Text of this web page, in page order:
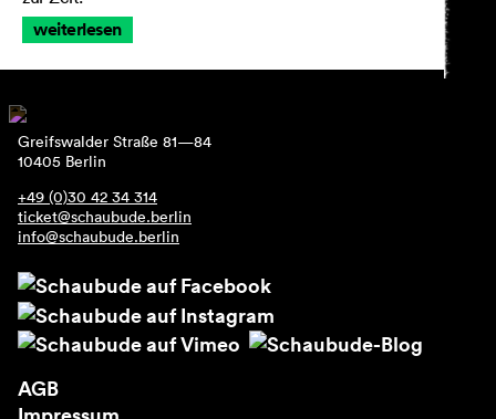
weiterlesen
Greifswalder Straße 81—84
10405 Berlin
+49 (0)30 42 34 314
ticket@schaubude.berlin
info@schaubude.berlin
AGB